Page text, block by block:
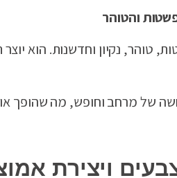
והטוהר
טוהר, נקיון וחדשנות. הוא
של מרחב וחופש, מה שהופך
ויצירת